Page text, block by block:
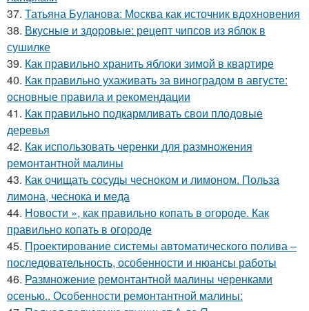
37. Татьяна Буланова: Москва как источник вдохновения
38. Вкусные и здоровые: рецепт чипсов из яблок в
сушилке
39. Как правильно хранить яблоки зимой в квартире
40. Как правильно ухаживать за виноградом в августе:
основные правила и рекомендации
41. Как правильно подкармливать свои плодовые
деревья
42. Как использовать черенки для размножения
ремонтантной малины
43. Как очищать сосуды чесноком и лимоном. Польза
лимона, чеснока и меда
44. Новости », как правильно копать в огороде. Как
правильно копать в огороде
45. Проектирование системы автоматического полива –
последовательность, особенности и нюансы работы
46. Размножение ремонтантной малины черенками
осенью.. Особенности ремонтантной малины: